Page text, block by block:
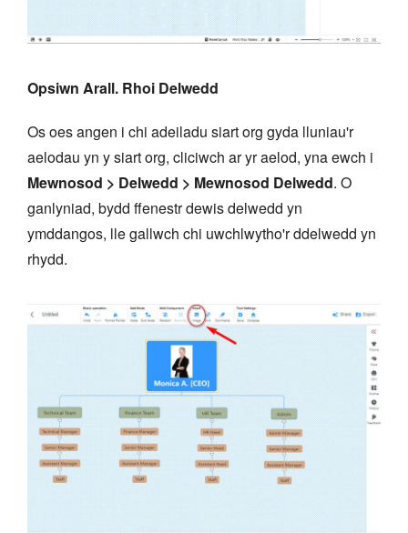
Opsiwn Arall. Rhoi Delwedd
Os oes angen i chi adeiladu siart org gyda lluniau'r
aelodau yn y siart org, cliciwch ar yr aelod, yna ewch i
Mewnosod > Delwedd > Mewnosod Delwedd. O
ganlyniad, bydd ffenestr dewis delwedd yn
ymddangos, lle gallwch chi uwchlwytho'r ddelwedd yn
rhydd.